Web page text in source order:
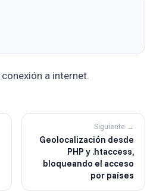
a internet.
Siguiente →
Geolocalización desde
PHP y .htaccess,
bloqueando el acceso
por países